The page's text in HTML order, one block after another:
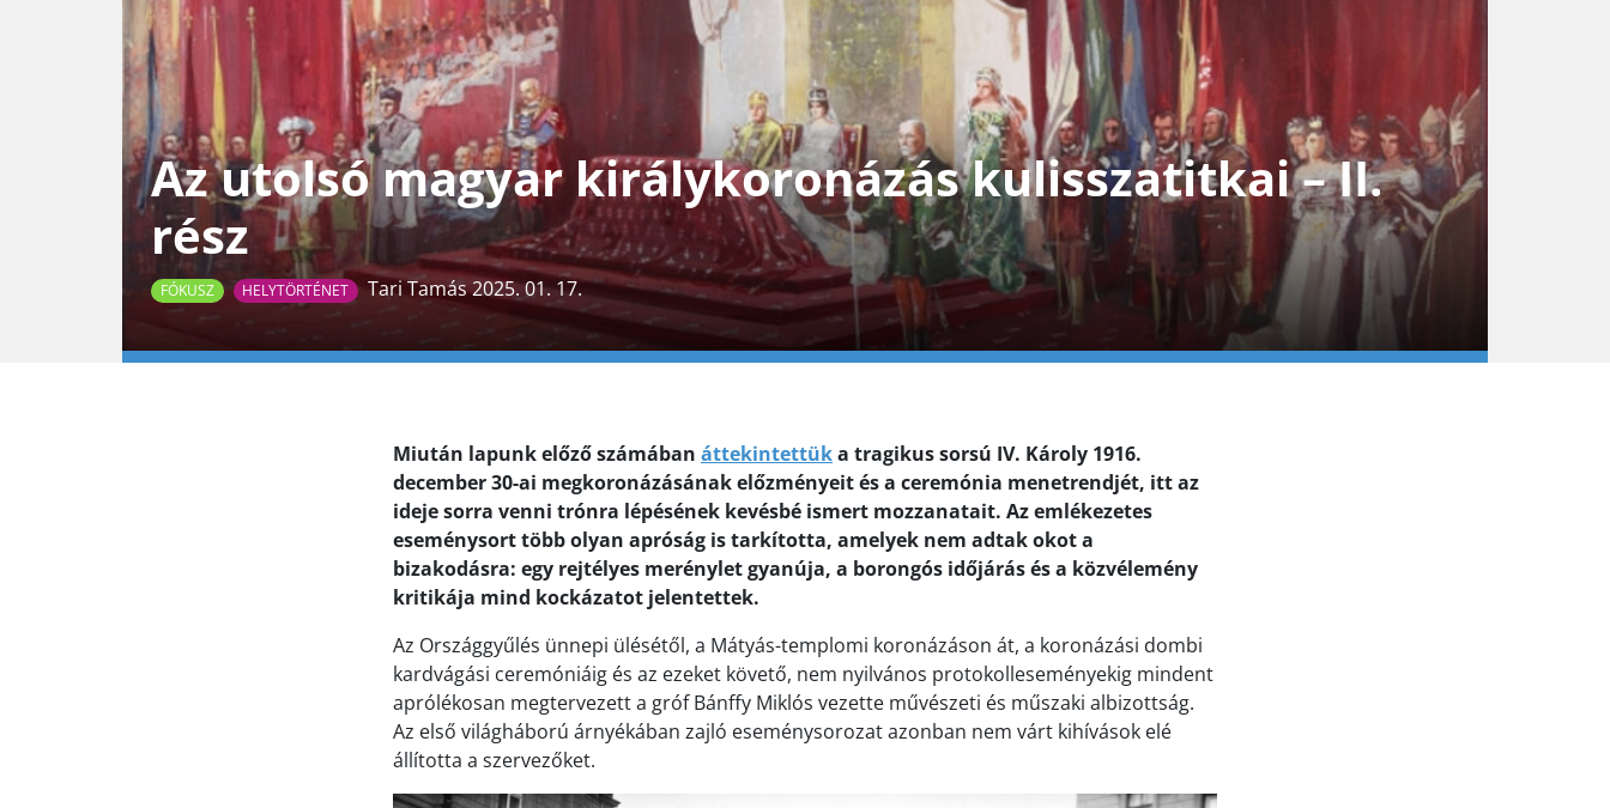
Az utolsó magyar királykoronázás kulisszatitkai – II.
rész
FÓKUSZ HELYTÖRTÉNET Tari Tamás 2025. 01. 17.
Miután lapunk előző számában áttekintettüka tragikus sorsú IV. Károly 1916.
december 30-ai megkoronázásának előzményeit és a ceremónia menetrendjét, itt az
ideje sorra venni trónra lépésének kevésbé ismert mozzanatait. Az emlékezetes
eseménysort több olyan apróság is tarkította, amelyek nem adtak okot a
bizakodásra: egy rejtélyes merénylet gyanúja, a borongós időjárás és a közvélemény
kritikája mind kockázatot jelentettek.
Az Országgyűlés ünnepi ülésétől, a Mátyás-templomi koronázáson át, a koronázási dombi
kardvágási ceremóniáig és az ezeket követő, nem nyilvános protokolleseményekig mindent
aprólékosan megtervezett a gróf Bánffy Miklós vezette művészeti és műszaki albizottság.
Az első világháború árnyékában zajló eseménysorozat azonban nem várt kihívások elé
állította a szervezőket.